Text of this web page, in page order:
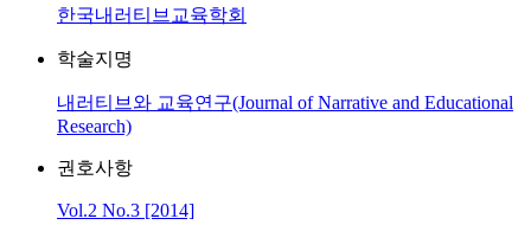
한국내러티브교육학회
학술지명
내러티브와 교육연구(Journal of Narrative and Educational
Research)
권호사항
Vol.2 No.3 [2014]